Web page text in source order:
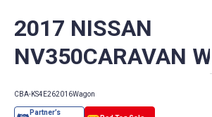
2017 NISSAN
NV350CARAVAN
CBA-KS4E262016Wagon